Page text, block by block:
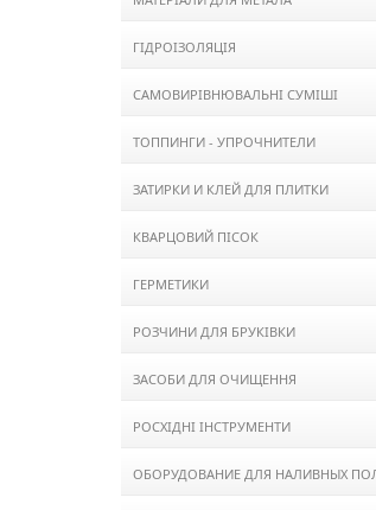
ГІДРОІЗОЛЯЦІЯ
САМОВИРІВНЮВАЛЬНІ СУМІШІ
ТОППИНГИ - УПРОЧНИТЕЛИ
ЗАТИРКИ И КЛЕЙ ДЛЯ ПЛИТКИ
КВАРЦОВИЙ ПІСОК
ГЕРМЕТИКИ
РОЗЧИНИ ДЛЯ БРУКІВКИ
ЗАСОБИ ДЛЯ ОЧИЩЕННЯ
РОСХІДНІ ІНСТРУМЕНТИ
ОБОРУДОВАНИЕ ДЛЯ НАЛИВНЫХ